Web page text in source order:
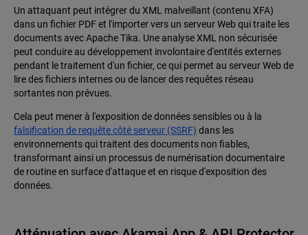
Un attaquant peut intégrer du XML malveillant (contenu XFA)
dans un fichier PDF et l'importer vers un serveur Web qui traite les
documents avec Apache Tika. Une analyse XML non sécurisée
peut conduire au développement involontaire d'entités externes
pendant le traitement d'un fichier, ce qui permet au serveur Web de
lire des fichiers internes ou de lancer des requêtes réseau
sortantes non prévues.
Cela peut mener à l'exposition de données sensibles ou à la
falsification de requête côté serveur (SSRF) dans les
environnements qui traitent des documents non fiables,
transformant ainsi un processus de numérisation documentaire
de routine en surface d'attaque et en risque d'exposition des
données.